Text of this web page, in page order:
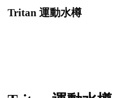
Tritan 運動水樽